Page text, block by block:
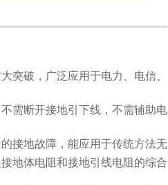
突破，广泛应用于电力、电信、
需断开接地引下线，不需辅助电
接地故障，能应用于传统方法无
地体电阻和接地引线电阻的综合